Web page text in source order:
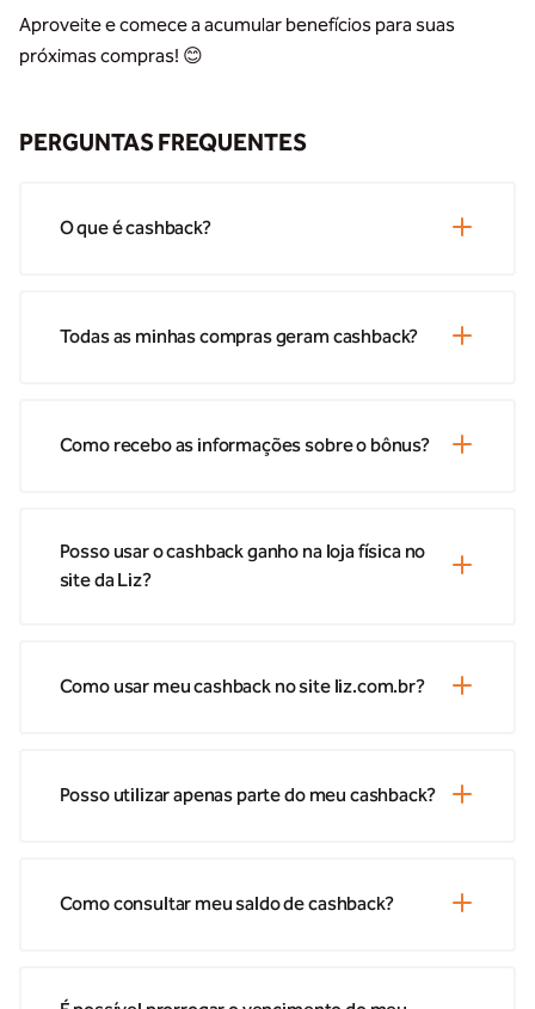
Aproveite e comece a acumular benefícios para suas
próximas compras! 😊
PERGUNTAS FREQUENTES
O que é cashback?
Todas as minhas compras geram cashback?
Como recebo as informações sobre o bônus?
Posso usar o cashback ganho na loja física no
site da Liz?
Como usar meu cashback no site liz.com.br?
Posso utilizar apenas parte do meu cashback?
Como consultar meu saldo de cashback?